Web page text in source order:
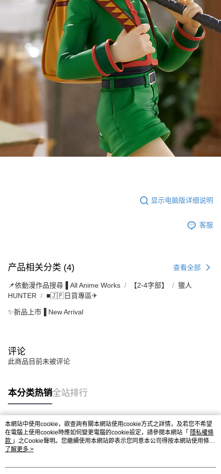
显示电脑版详细说明
客服
产品相关分类 (4) 查看全部
📌依動漫作品搜尋▐ All Anime Works 【2-4字部】
獵人
HUNTER
■🇯🇵日貨專區✈
✨新品上市▐ New Arrival
评论
此商品目前未被评论
本分类热销全站排行
热门标签
本網站中使用cookie，欲查詢有關本網站使用cookie方式之詳情，及若您不希望
在電腦上使用cookie時應如何變更電腦的cookie設定，請參閱本網站「 隱私權條
款 」之Cookie聲明。您繼續使用本網站即表示您同意本公司得按本網站使用條款
之Cookie聲明使用cookie。
了解更多 >